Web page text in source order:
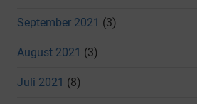
September 2021 (3)
August 2021 (3)
Juli 2021 (8)